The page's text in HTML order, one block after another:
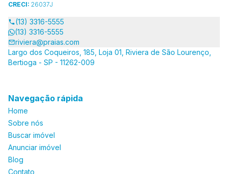
CRECI: 26037J
(13) 3316-5555
(13) 3316-5555
riviera@praias.com
Largo dos Coqueiros, 185, Loja 01, Riviera de São Lourenço,
Bertioga - SP - 11262-009
Navegação rápida
Home
Sobre nós
Buscar imóvel
Anunciar imóvel
Blog
Contato